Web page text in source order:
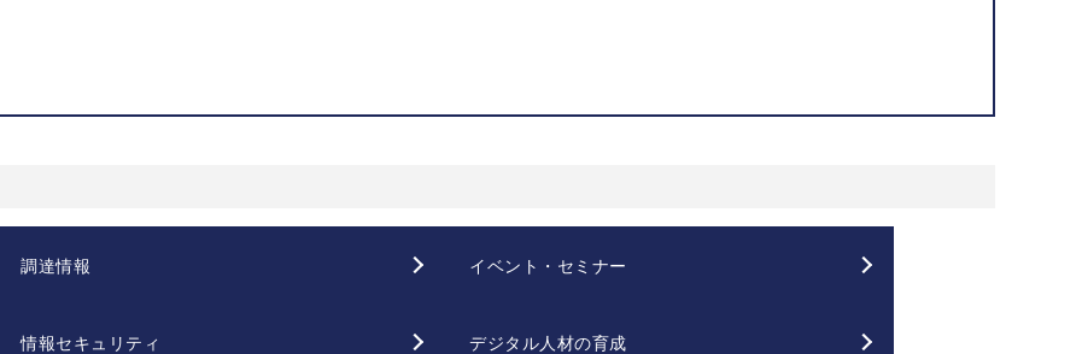
調達情報 イベント・セミナー
情報セキュリティ デジタル人材の育成